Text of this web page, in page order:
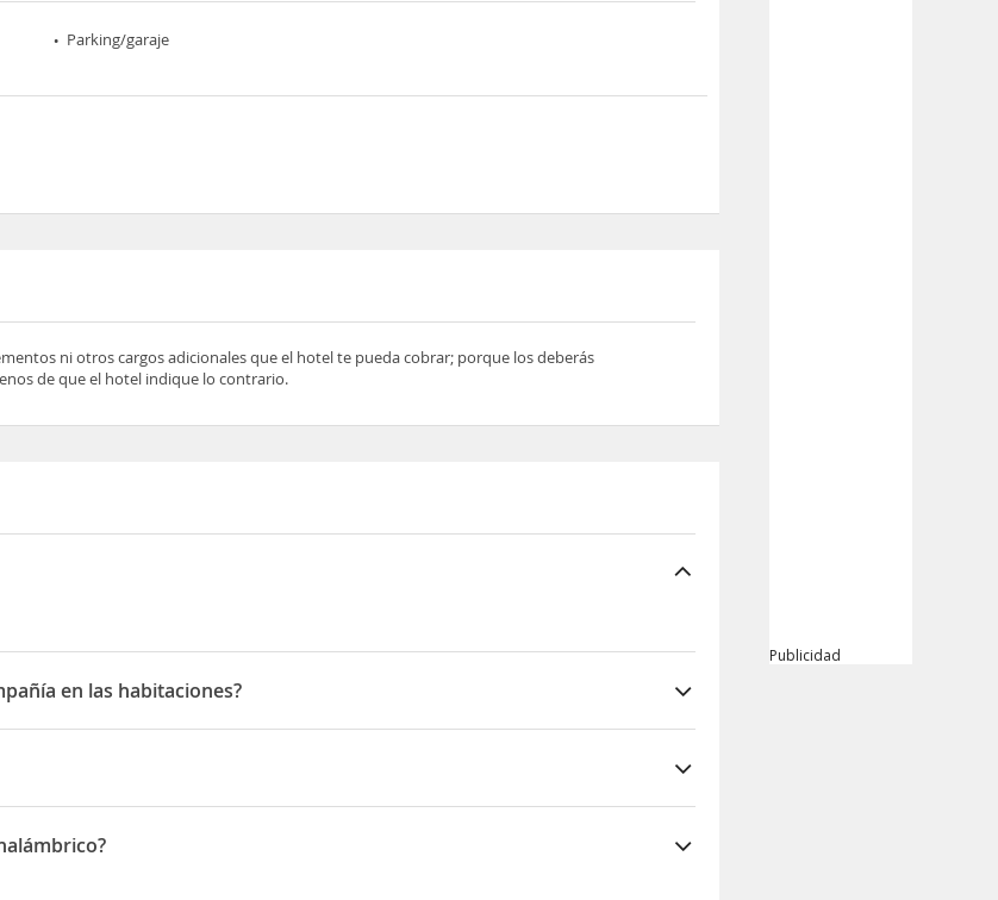
Parking/garaje
ni otros cargos adicionales que el hotel te pueda cobrar; porque los deberás
de que el hotel indique lo contrario.
en las habitaciones?
en las habitaciones
Publicidad